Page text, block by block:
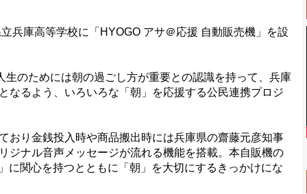
庫高等学校に「HYOGO アサ＠応援 自動販売機」を設
のためには朝の過ごし方が重要との認識を持って、兵庫
なるよう、いろいろな「朝」を応援する公民連携プロジ
り金銭投入時や商品搬出時には兵庫県の齋藤元彦知事
ジナル音声メッセージが流れる機能を搭載。本自販機の
に関心を持つとともに「朝」を大切にするきっかけにな